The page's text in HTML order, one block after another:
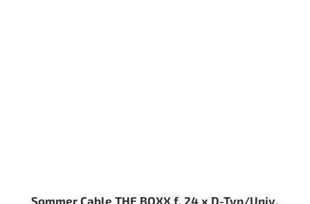
Sommer Cable THE BOXX f. 24 x D-Typ/Univ.